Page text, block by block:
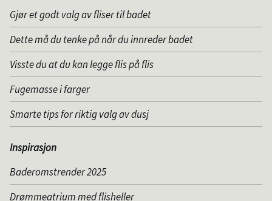
Gjør et godt valg av fliser til badet
Dette må du tenke på når du innreder badet
Visste du at du kan legge flis på flis
Fugemasse i farger
Smarte tips for riktig valg av dusj
Inspirasjon
Baderomstrender 2025
Drømmeatrium med flisheller